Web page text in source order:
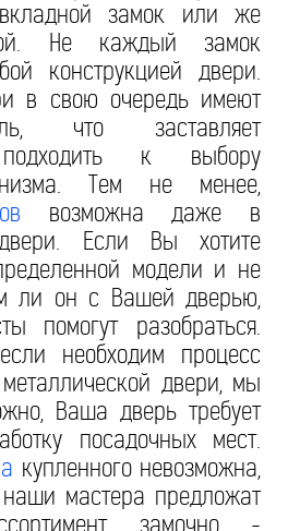
замок или же
Не каждый замок
конструкцией двери.
в свою очередь имеют
что заставляет
подходить к выбору
Тем не менее,
возможна даже в
Если Вы хотите
модели и не
ли он с Вашей дверью,
помогут разобраться.
необходим процесс
двери, мы
Ваша дверь требует
посадочных мест.
купленного невозможна,
наши мастера предложат
замочно -